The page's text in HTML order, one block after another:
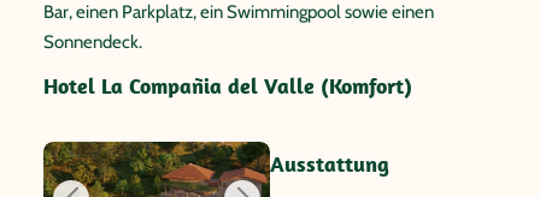
Bar, einen Parkplatz, ein Swimmingpool sowie einen
Sonnendeck.
Hotel La Compañia del Valle (Komfort)
Ausstattung